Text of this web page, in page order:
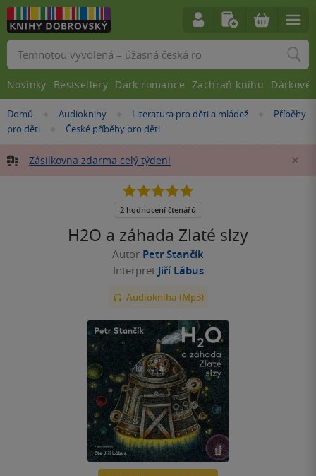
Nacházíte
se
Domů »Audioknihy »Literatura pro děti a mládež »Příběhy
pro děti
»
České příběhy pro děti
Zásilkovna zdarma celý týden!
H2O a záhada Zlaté slzy
Autor Petr Stančík
Interpret Jiří Lábus
Audiokniha (Mp3)
5.0
5
2 hodnocení čtenářů
Vyhledávání
Novinky Bestsellery Dark romance Zachraň knihu Dárkové